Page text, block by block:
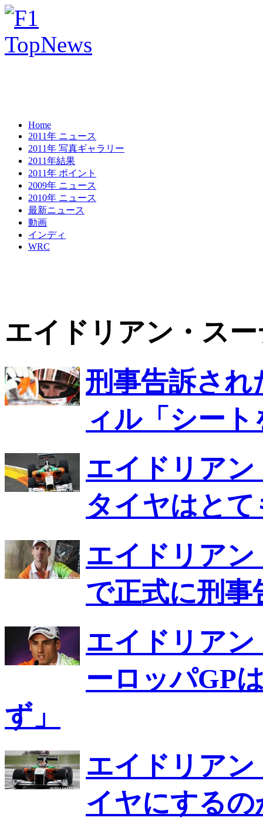
Home
2011年 ニュース
2011年 写真ギャラリー
2011年結果
2011年 ポイント
2009年 ニュース
2010年 ニュース
最新ニュース
動画
インディ
WRC
エイドリアン・ス
刑事告訴さ
ィル「シー
エイドリア
タイヤはと
エイドリア
で正式に刑事
エイドリア
ーロッパGP
ず」
エイドリア
イヤにする